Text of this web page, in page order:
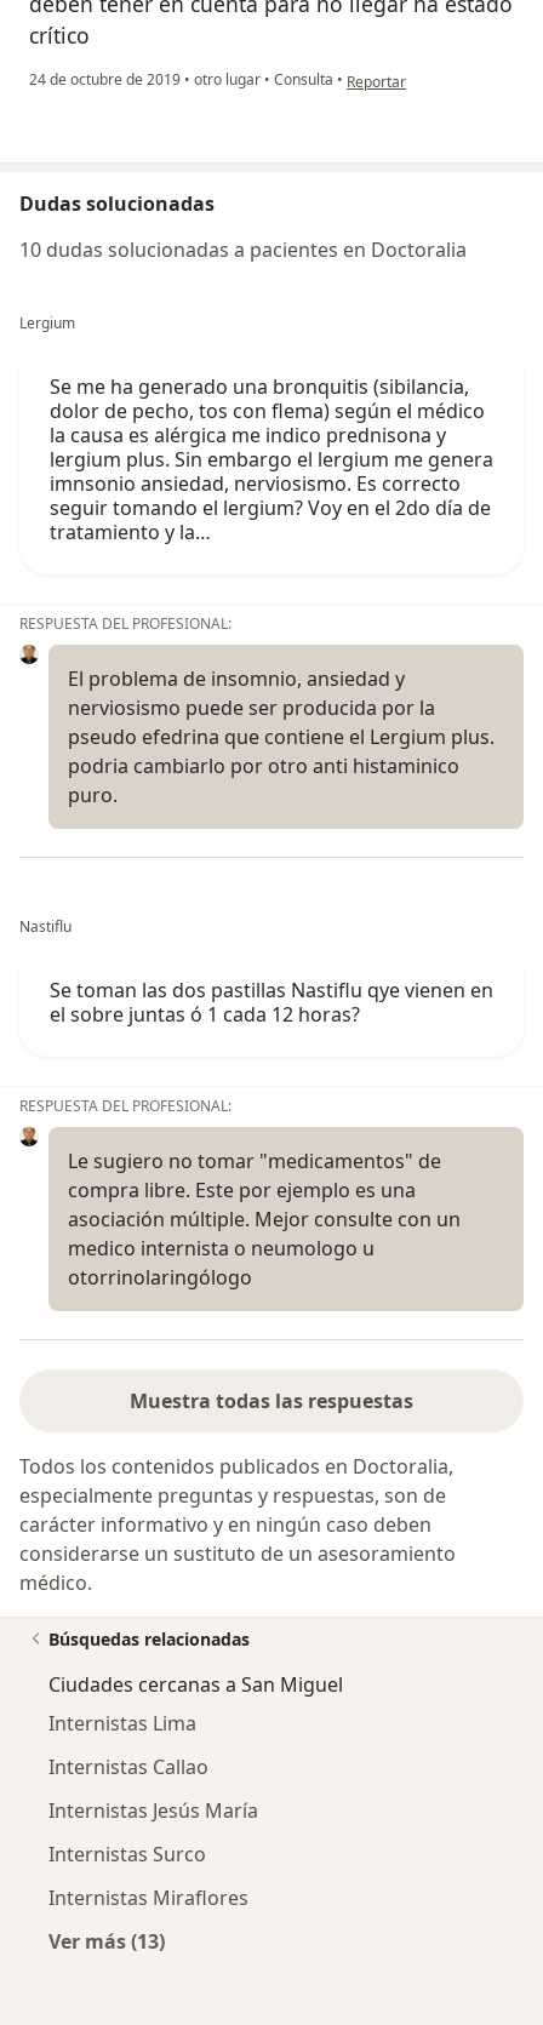
crítico
24 de octubre de 2019 • otro lugar • Consulta • en opinión del usuario
Reportar
Dudas solucionadas
10 dudas solucionadas a pacientes en Doctoralia
Lergium
Se me ha generado una bronquitis (sibilancia,
dolor de pecho, tos con flema) según el médico
la causa es alérgica me indico prednisona y
lergium plus. Sin embargo el lergium me genera
imnsonio ansiedad, nerviosismo. Es correcto
seguir tomando el lergium? Voy en el 2do día de
tratamiento y la…
RESPUESTA DEL PROFESIONAL:
El problema de insomnio, ansiedad y
nerviosismo puede ser producida por la
pseudo efedrina que contiene el Lergium plus.
podria cambiarlo por otro anti histaminico
puro.
Nastiflu
Se toman las dos pastillas Nastiflu qye vienen en
el sobre juntas ó 1 cada 12 horas?
RESPUESTA DEL PROFESIONAL:
Le sugiero no tomar "medicamentos" de
compra libre. Este por ejemplo es una
asociación múltiple. Mejor consulte con un
medico internista o neumologo u
otorrinolaringólogo
Muestra todas las respuestas
Todos los contenidos publicados en Doctoralia,
especialmente preguntas y respuestas, son de
carácter informativo y en ningún caso deben
considerarse un sustituto de un asesoramiento
médico.
Búsquedas relacionadas
Ciudades cercanas a San Miguel
Internistas Lima
Internistas Callao
Internistas Jesús María
Internistas Surco
Internistas Miraflores
Ver más (13)